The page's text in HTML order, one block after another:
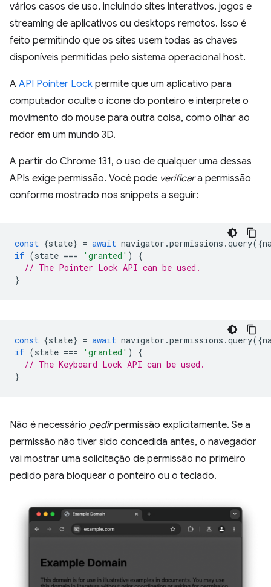
vários casos de uso, incluindo sites interativos, jogos e
streaming de aplicativos ou desktops remotos. Isso é
feito permitindo que os sites usem todas as chaves
disponíveis permitidas pelo sistema operacional host.
A API Pointer Lock permite que um aplicativo para
computador oculte o ícone do ponteiro e interprete o
movimento do mouse para outra coisa, como olhar ao
redor em um mundo 3D.
A partir do Chrome 131, o uso de qualquer uma dessas
APIs exige permissão. Você pode verificara permissão
conforme mostrado nos snippets a seguir:
const {state} = await navigator .permissions .query({
if (state === 'granted' )
{
// The Pointer Lock API can be used.
}
const {state} = await navigator .permissions .query({
if (state === 'granted' )
{
// The Keyboard Lock API can be used.
}
Não é necessário pedirpermissão explicitamente. Se a
permissão não tiver sido concedida antes, o navegador
vai mostrar uma solicitação de permissão no primeiro
pedido para bloquear o ponteiro ou o teclado.